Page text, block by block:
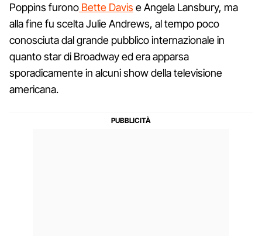
Poppins furono Bette Davis e Angela Lansbury, ma
alla fine fu scelta Julie Andrews, al tempo poco
conosciuta dal grande pubblico internazionale in
quanto star di Broadway ed era apparsa
sporadicamente in alcuni show della televisione
americana.